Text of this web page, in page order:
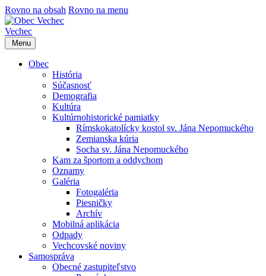
Rovno na obsah Rovno na menu
Vechec
Menu
Obec
História
Súčasnosť
Demografia
Kultúra
Kultúrnohistorické pamiatky
Rímskokatolícky kostol sv. Jána Nepomuckého
Zemianska kúria
Socha sv. Jána Nepomuckého
Kam za športom a oddychom
Oznamy
Galéria
Fotogaléria
Piesničky
Archív
Mobilná aplikácia
Odpady
Vechcovské noviny
Samospráva
Obecné zastupiteľstvo